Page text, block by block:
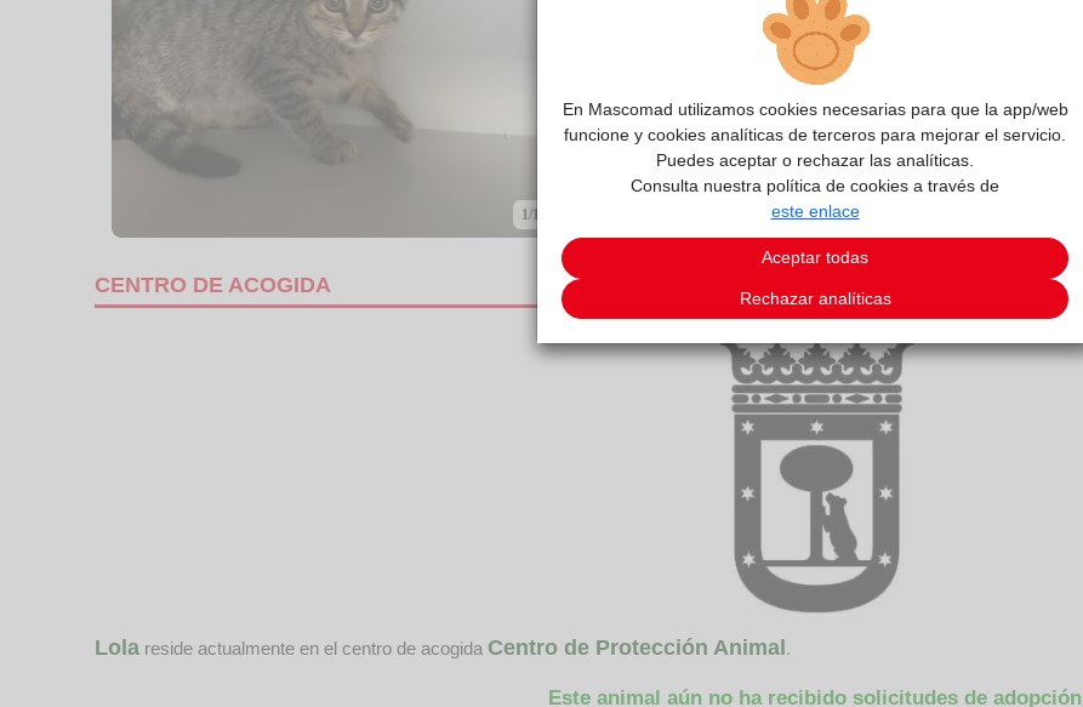
1/1
CENTRO DE ACOGIDA
Lola reside actualmente en el centro de acogida Centro de Protección Animal.
Este animal aún no ha recibido solicitudes de adopción
En Mascomad utilizamos cookies necesarias para que la app/web
funcione y cookies analíticas de terceros para mejorar el servicio.
Puedes aceptar o rechazar las analíticas.
Consulta nuestra política de cookies a través de
este enlace
Aceptar todas
Rechazar analíticas